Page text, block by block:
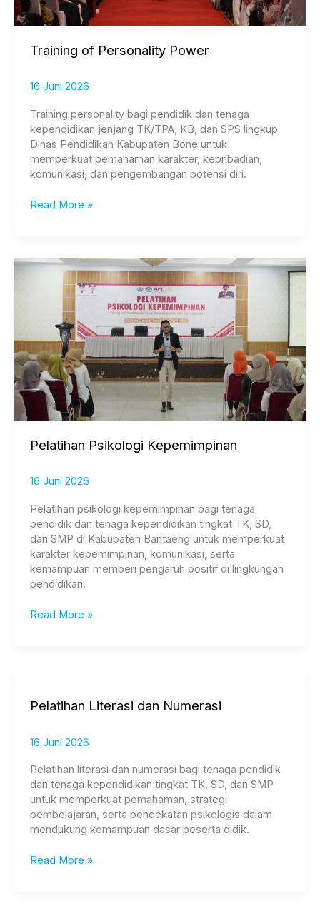
Training of Personality Power
16 Juni 2026
Training personality bagi pendidik dan tenaga
kependidikan jenjang TK/TPA, KB, dan SPS lingkup
Dinas Pendidikan Kabupaten Bone untuk
memperkuat pemahaman karakter, kepribadian,
komunikasi, dan pengembangan potensi diri.
Read More »
Pelatihan Psikologi Kepemimpinan
16 Juni 2026
Pelatihan psikologi kepemimpinan bagi tenaga
pendidik dan tenaga kependidikan tingkat TK, SD,
dan SMP di Kabupaten Bantaeng untuk memperkuat
karakter kepemimpinan, komunikasi, serta
kemampuan memberi pengaruh positif di lingkungan
pendidikan.
Pelatihan
Kepemimpinan
Read More »
Pelatihan Literasi dan Numerasi
16 Juni 2026
Pelatihan literasi dan numerasi bagi tenaga pendidik
dan tenaga kependidikan tingkat TK, SD, dan SMP
untuk memperkuat pemahaman, strategi
pembelajaran, serta pendekatan psikologis dalam
mendukung kemampuan dasar peserta didik.
dan
Read More »